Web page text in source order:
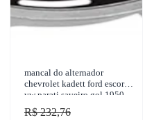
mancal do alternador
chevrolet kadett ford escort
vw parati saveiro gol 1950-
2017 zen - 3343
R$ 232,76